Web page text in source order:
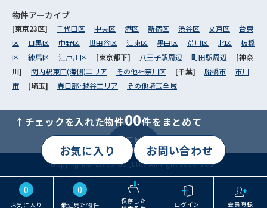
0
お気に入り
0
最近見た物件
保存した
ログイン 会員登録
↑チェックを入れた物件00件をまとめて
お気に入り お問い合わせ
MENU
物件アーカイブ
[東京23区] 千代田区 中央区 港区 新宿区 渋谷区 文京区
台東
区
目黒区 中野区 世田谷区 江東区 墨田区 荒川区 北区
板橋
区
練馬区 江戸川区 [東京都下] 八王子駅周辺 町田駅周辺
[神奈
川] 関内駅東口(海側)エリア その他神奈川区 [千葉] 船橋市
市川
市
[埼玉] 春日部･越谷エリア その他埼玉全域
Copyright© Livex Co.,Ltd. All right reserved.